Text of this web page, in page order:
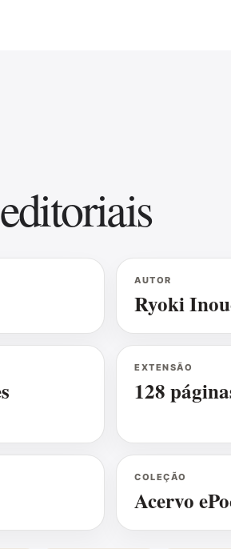
AUTOR
Ryoki
EXTENSÃO
128
COLEÇÃO
Acervo